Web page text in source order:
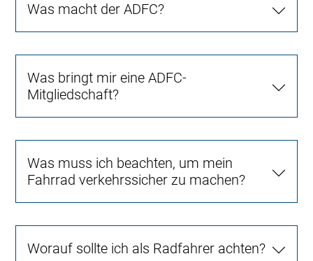
Was macht der ADFC?
Was bringt mir eine ADFC-
Mitgliedschaft?
Was muss ich beachten, um mein
Fahrrad verkehrssicher zu machen?
Worauf sollte ich als Radfahrer achten?